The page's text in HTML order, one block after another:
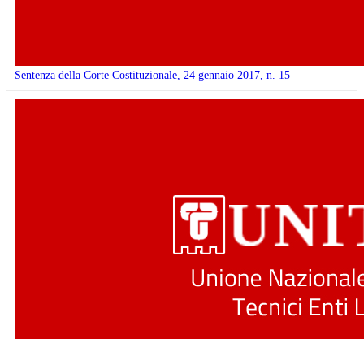
Sentenza della Corte Costituzionale, 24 gennaio 2017, n. 15